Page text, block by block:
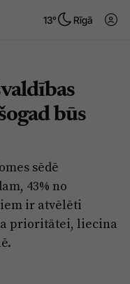
13° Rīgā
un ticība
būs
sēdē
43% no
ir atvēlēti
prioritātei, liecina